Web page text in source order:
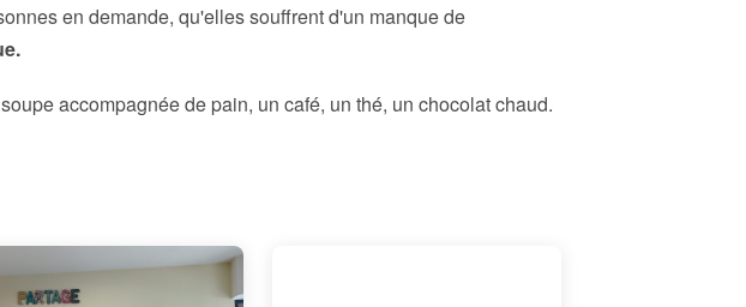
en demande, qu'elles souffrent d'un manque de
accompagnée de pain, un café, un thé, un chocolat chaud.